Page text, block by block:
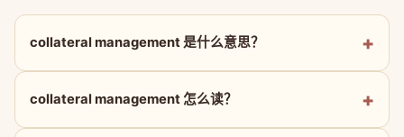
collateral management 是什么意思？
collateral management 怎么读？